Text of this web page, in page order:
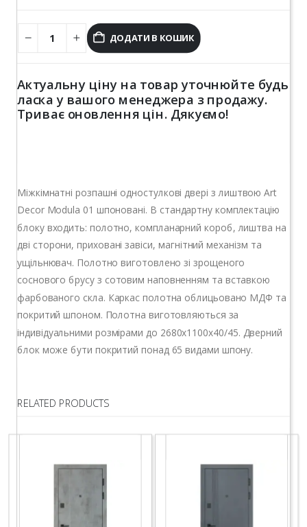
ДОДАТИ В КОШИК
Актуальну ціну на товар уточнюйте будь
ласка у вашого менеджера з продажу.
Триває оновлення цін. Дякуємо!
Міжкімнатні розпашні одностулкові двері з лиштвою Art
Decor Modula 01 шпоновані. В стандартну комплектацію
блоку входить: полотно, компланарний короб, лиштва на
дві сторони, приховані завіси, магнітний механізм та
ущільнювач. Полотно виготовлено зі зрощеного
соснового брусу з сотовим наповненням та вставкою
фарбованого скла. Каркас полотна облицьовано МДФ та
покритий шпоном. Полотна виготовляються за
індивідуальними розмірами до 2680х1100х40/45. Дверний
блок може бути покритий понад 65 видами шпону.
RELATED PRODUCTS